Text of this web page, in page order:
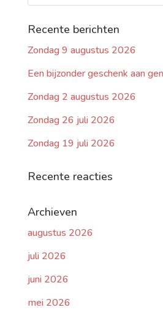
Recente berichten
Zondag 9 augustus 2026
Een bijzonder geschenk aan
Zondag 2 augustus 2026
Zondag 26 juli 2026
Zondag 19 juli 2026
Recente reacties
Archieven
augustus 2026
juli 2026
juni 2026
mei 2026